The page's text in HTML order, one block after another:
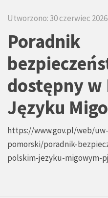
Utworzono: 30 czerwiec 2026
Poradnik
dostępny w
Języku
https://www.gov.pl/web/
pomorski/poradnik-
polskim-jezyku-migowym-